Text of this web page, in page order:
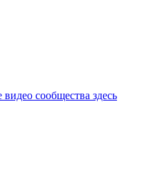
сообщества здесь